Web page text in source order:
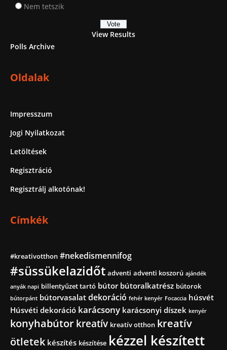
Nem tetszik
View Results
Polls Archive
Oldalak
Impresszum
Jogi Nyilatkozat
Letöltések
Regisztráció
Regisztrálj alkotónak!
Címkék
#kreativotthon #nekedismennifog
#süssükelazidőt adventi adventi koszorú ajándék
anyák napi billentyűzet tartó bútor bútoralkatrész bútorok
bútorpánt bútorvasalat dekoráció fehér kenyér Focaccia húsvét
Húsvéti dekoráció karácsony karácsonyi díszek kenyér
konyhabútorkreatív kreatív otthon kreatív
ötletek készítés készítése kézzel készített